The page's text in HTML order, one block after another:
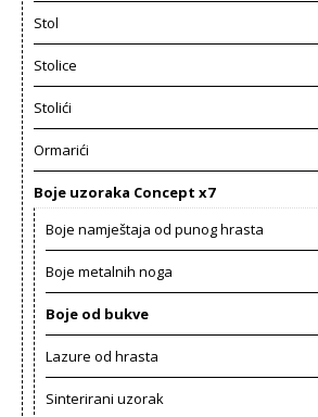
Stol
Stolice
Stolići
Ormarići
Boje uzoraka Concept x7
Boje namještaja od punog hrasta
Boje metalnih noga
Boje od bukve
Lazure od hrasta
Sinterirani uzorak